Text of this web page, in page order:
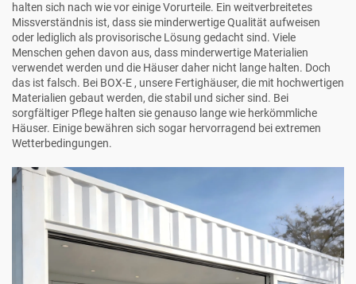
halten sich nach wie vor einige Vorurteile. Ein weitverbreitetes
Missverständnis ist, dass sie minderwertige Qualität aufweisen
oder lediglich als provisorische Lösung gedacht sind. Viele
Menschen gehen davon aus, dass minderwertige Materialien
verwendet werden und die Häuser daher nicht lange halten. Doch
das ist falsch. Bei BOX-E , unsere Fertighäuser, die mit hochwertigen
Materialien gebaut werden, die stabil und sicher sind. Bei
sorgfältiger Pflege halten sie genauso lange wie herkömmliche
Häuser. Einige bewähren sich sogar hervorragend bei extremen
Wetterbedingungen.